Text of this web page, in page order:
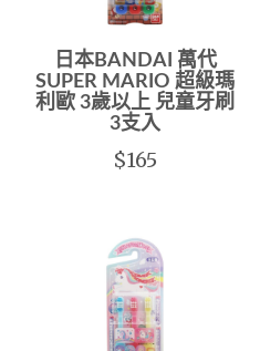
日本BANDAI 萬代
SUPER MARIO 超級瑪
利歐 3歲以上 兒童牙刷
3支入
$165